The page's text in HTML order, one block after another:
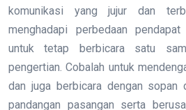
komunikasi yang jujur dan
menghadapi perbedaan
untuk tetap berbicara satu
pengertian. Cobalah untuk
dan juga berbicara dengan sopan
pandangan pasangan serta